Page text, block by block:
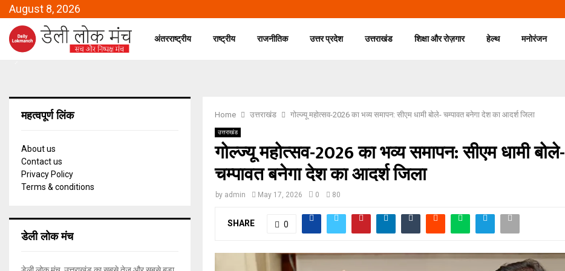
August 8, 2026
अंतरराष्ट्रीय राष्ट्रीय राजनीतिक उत्तर प्रदेश उत्तराखंड शिक्षा और रोज़गार हेल्थ मनोरंजन
Home उत्तराखंड गोल्ज्यू महोत्सव-2026 का भव्य समापन: सीएम धामी बोले- चम्पावत बनेगा देश का आदर्श जिला
उत्तराखंड
गोल्ज्यू महोत्सव-2026 का भव्य समापन: सीएम धामी बोले-
चम्पावत बनेगा देश का आदर्श जिला
by admin May 17, 2026 0 80
SHARE 0
महत्वपूर्ण लिंक
About us
Contact us
Privacy Policy
Terms & conditions
डेली लोक मंच